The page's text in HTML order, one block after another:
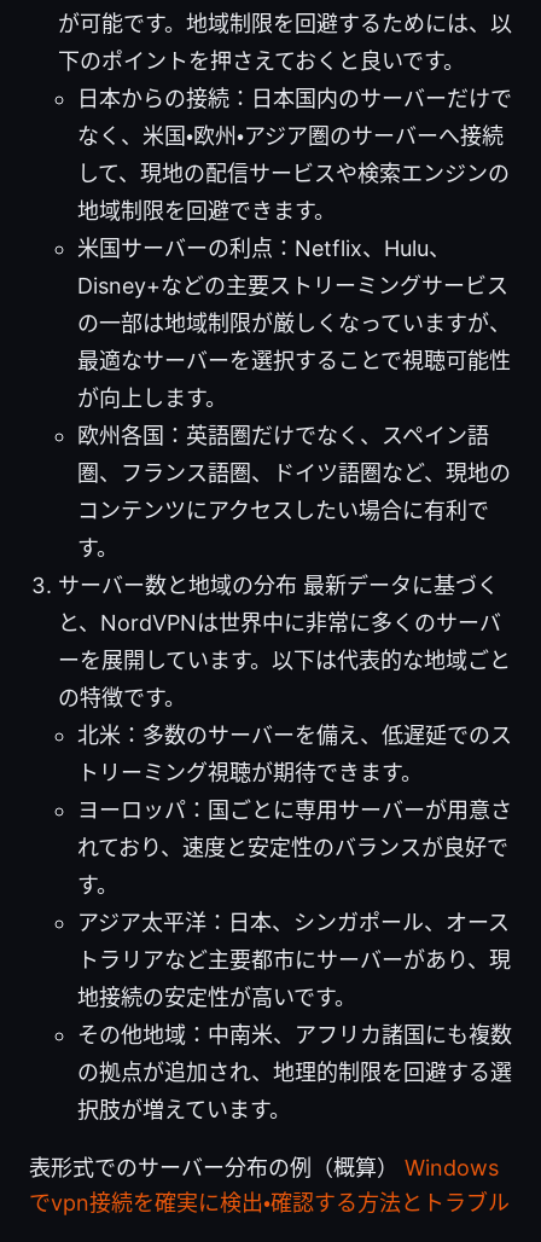
が可能です。地域制限を回避するためには、以
下のポイントを押さえておくと良いです。
日本からの接続：日本国内のサーバーだけで
なく、米国・欧州・アジア圏のサーバーへ接続
して、現地の配信サービスや検索エンジンの
地域制限を回避できます。
米国サーバーの利点：Netflix、Hulu、
Disney+などの主要ストリーミングサービス
の一部は地域制限が厳しくなっていますが、
最適なサーバーを選択することで視聴可能性
が向上します。
欧州各国：英語圏だけでなく、スペイン語
圏、フランス語圏、ドイツ語圏など、現地の
コンテンツにアクセスしたい場合に有利で
す。
サーバー数と地域の分布 最新データに基づく
と、NordVPNは世界中に非常に多くのサーバ
ーを展開しています。以下は代表的な地域ごと
の特徴です。
北米：多数のサーバーを備え、低遅延でのス
トリーミング視聴が期待できます。
ヨーロッパ：国ごとに専用サーバーが用意さ
れており、速度と安定性のバランスが良好で
す。
アジア太平洋：日本、シンガポール、オース
トラリアなど主要都市にサーバーがあり、現
地接続の安定性が高いです。
その他地域：中南米、アフリカ諸国にも複数
の拠点が追加され、地理的制限を回避する選
択肢が増えています。
表形式でのサーバー分布の例（概算） Windows
でvpn接続を確実に検出・確認する方法とトラブル